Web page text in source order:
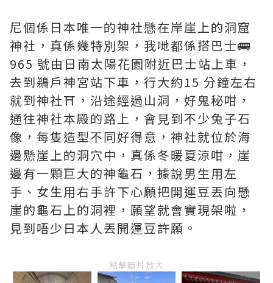
尼個係日本唯一的神社懸在岸崖上的洞窟
神社，真係幾特別架，我哋都係搭巴士🚌
965 號由日南太陽花園附近巴士站上車，
去到鵜戶神宮站下車，行大約15 分鐘左右
就到神社⛩️，沿途經過山洞，好鬼秘咁，
通往神社本殿的路上，會見到不少兔子石
像，每隻造型不同好得意，神社就位於海
邊懸崖上的洞穴中，真係冬暖夏涼咁，崖
邊有一顆巨大的神龜石，據說男生用左
手、女生用右手許下心願把開運豆丟向懸
崖的龜石上的洞裡，願望就會實現架啦，
見到唔少日本人丟開運豆許願。
點擊圖片放大